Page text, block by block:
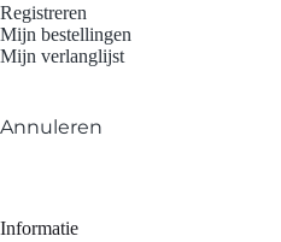
Registreren
Mijn bestellingen
Mijn verlanglijst
Annuleren
Informatie